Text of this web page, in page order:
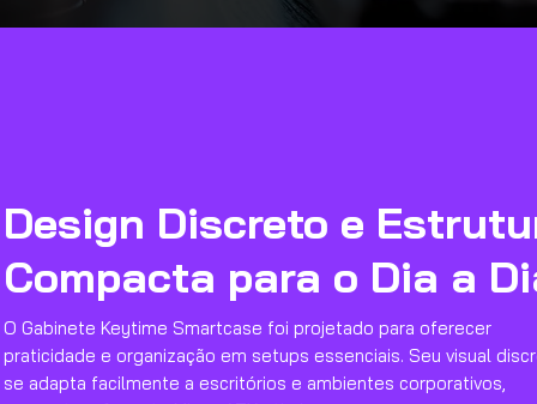
Design Discreto e
Compacta para o Dia a
O Gabinete Keytime Smartcase foi projetado para oferecer
praticidade e organização em setups essenciais. Seu visual
se adapta facilmente a escritórios e ambientes corporativos,